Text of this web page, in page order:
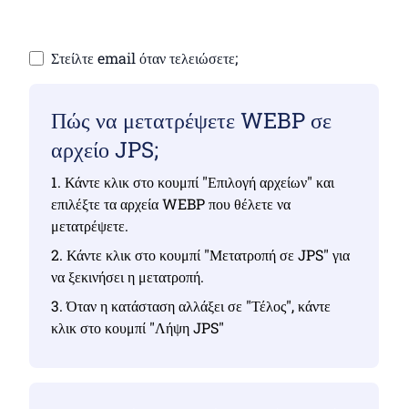
Στείλτε email όταν τελειώσετε;
Πώς να μετατρέψετε WEBP σε
αρχείο JPS;
1. Κάντε κλικ στο κουμπί "Επιλογή αρχείων" και
επιλέξτε τα αρχεία WEBP που θέλετε να
μετατρέψετε.
2. Κάντε κλικ στο κουμπί "Μετατροπή σε JPS" για
να ξεκινήσει η μετατροπή.
3. Όταν η κατάσταση αλλάξει σε "Τέλος", κάντε
κλικ στο κουμπί "Λήψη JPS"